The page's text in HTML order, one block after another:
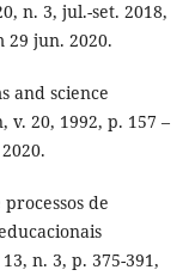
n. 3, jul.-set. 2018,
29 jun. 2020.
and science
v. 20, 1992, p. 157 –
de
n. 3, p. 375-391,